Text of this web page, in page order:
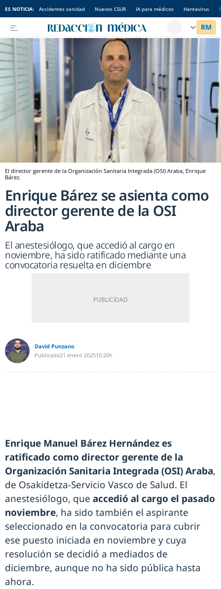
ES NOTICIA: Accidentes sanidad Nuevos CSUR IA para médicos Hantavirus
El director gerente de la Organización Sanitaria Integrada (OSI) Araba, Enrique
Bárez.
Enrique Bárez se asienta como
director gerente de la OSI
Araba
El anestesiólogo, que accedió al cargo en
noviembre, ha sido ratificado mediante una
convocatoria resuelta en diciembre
David Punzano
Publicada21 enero 202510:20h
Enrique Manuel Bárez Hernández es
ratificado como director gerente de la
Organización Sanitaria Integrada (OSI) Araba,
de Osakidetza-Servicio Vasco de Salud. El
anestesiólogo, que accedió al cargo el pasado
noviembre, ha sido también el aspirante
seleccionado en la convocatoria para cubrir
ese puesto iniciada en noviembre y cuya
resolución se decidió a mediados de
diciembre, aunque no ha sido pública hasta
ahora.